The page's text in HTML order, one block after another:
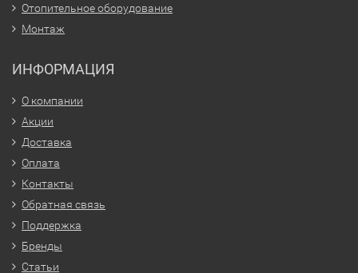
Отопительное оборудование
Монтаж
ИНФОРМАЦИЯ
О компании
Акции
Доставка
Оплата
Контакты
Обратная связь
Поддержка
Бренды
Статьи